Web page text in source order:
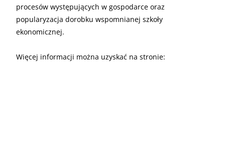
procesów występujących w gospodarce oraz
popularyzacja dorobku wspomnianej szkoły
ekonomicznej.
Więcej informacji można uzyskać na stronie: